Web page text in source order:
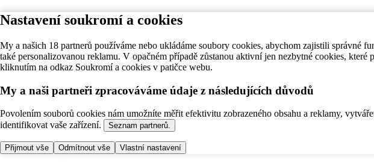
Nastavení soukromí a cookies
My a našich 18 partnerů používáme nebo ukládáme soubory cookies, abychom zajistili správné
také personalizovanou reklamu. V opačném případě zůstanou aktivní jen nezbytné cookies,
kliknutím na odkaz Soukromí a cookies v patičce webu.
My a naši partneři zpracováváme údaje z následujících důvodů
Povolením souborů cookies nám umožníte měřit efektivitu zobrazeného obsahu a reklamy,
identifikovat vaše zařízení.
Seznam partnerů.
Přijmout vše Odmítnout vše Vlastní nastavení